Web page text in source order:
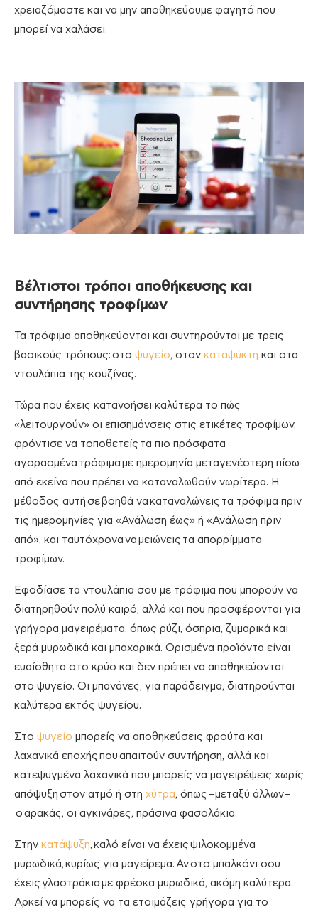
χρειαζόμαστε και να μην αποθηκεύουμε φαγητό που
μπορεί να χαλάσει.
Βέλτιστοι τρόποι αποθήκευσης και
συντήρησης τροφίμων
Τα τρόφιμα αποθηκεύονται και συντηρούνται με τρεις
βασικούς τρόπους: στο ψυγείο, στον καταψύκτη και στα
ντουλάπια της κουζίνας.
Τώρα που έχεις κατανοήσει καλύτερα το πώς
«λειτουργούν» οι επισημάνσεις στις ετικέτες τροφίμων,
φρόντισε να τοποθετείς τα πιο πρόσφατα
αγορασμένα τρόφιμα με ημερομηνία μεταγενέστερη πίσω
από εκείνα που πρέπει να καταναλωθούν νωρίτερα. Η
μέθοδος αυτή σεβοηθά να καταναλώνεις τα τρόφιμα πριν
τις ημερομηνίες για «Ανάλωση έως» ή «Ανάλωση πριν
από», και ταυτόχρονα να μειώνεις τα απορρίμματα
τροφίμων.
Εφοδίασε τα ντουλάπια σου με τρόφιμα που μπορούν να
διατηρηθούν πολύ καιρό, αλλά και που προσφέρονται για
γρήγορα μαγειρέματα, όπως ρύζι, όσπρια, ζυμαρικά και
ξερά μυρωδικά και μπαχαρικά. Ορισμένα προϊόντα είναι
ευαίσθητα στο κρύο και δεν πρέπει να αποθηκεύονται
στο ψυγείο. Οι μπανάνες, για παράδειγμα, διατηρούνται
καλύτερα εκτός ψυγείου.
Στο ψυγείο μπορείς να αποθηκεύσεις φρούτα και
λαχανικά εποχής που απαιτούν συντήρηση, αλλά και
κατεψυγμένα λαχανικά που μπορείς να μαγειρέψεις χωρίς
απόψυξη στον ατμό ή στη χύτρα, όπως –μεταξύ άλλων–
ο αρακάς, οι αγκινάρες, πράσινα φασολάκια.
Στην κατάψυξη, καλό είναι να έχεις ψιλοκομμένα
μυρωδικά, κυρίως για μαγείρεμα. Ανστο μπαλκόνι σου
έχεις γλαστράκια με φρέσκα μυρωδικά, ακόμη καλύτερα.
Αρκεί να μπορείς να τα ετοιμάζεις γρήγορα για το